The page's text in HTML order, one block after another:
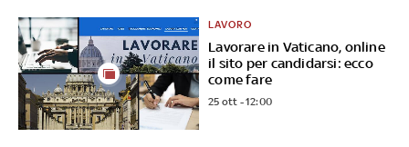
Lavorare in Vaticano, online
il sito per candidarsi: ecco
come fare
LAVORO
25 ott - 12:00